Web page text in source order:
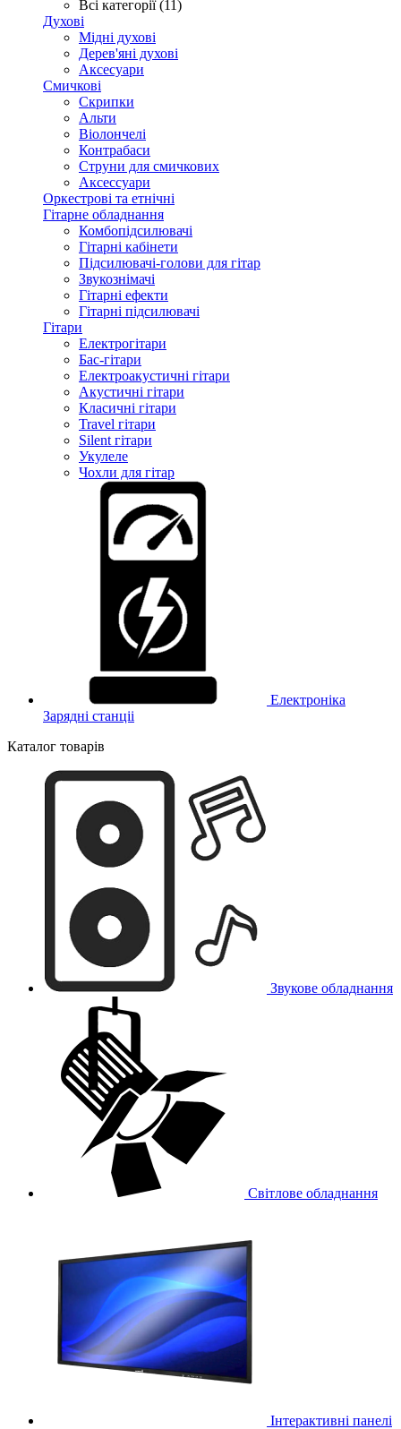
Всі категорії (11)
Духові
Мідні духові
Дерев'яні духові
Аксесуари
Смичкові
Скрипки
Альти
Віолончелі
Контрабаси
Струни для смичкових
Аксеcсуари
Оркестрові та етнічні
Гітарне обладнання
Комбопідсилювачі
Гітарні кабінети
Підсилювачі-голови для гітар
Звукознімачі
Гітарні ефекти
Гітарні підсилювачі
Гітари
Електрогітари
Бас-гітари
Електроакустичні гітари
Акустичні гітари
Класичні гітари
Travel гітари
Silent гітари
Укулеле
Чохли для гітар
Електроніка
Зарядні станціі
Каталог товарів
Звукове обладнання
Світлове обладнання
Інтерактивні панелі